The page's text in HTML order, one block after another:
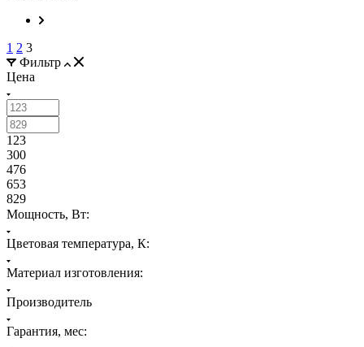
1 2 3
Фильтр
Цена
123
300
476
653
829
Мощность, Вт:
Цветовая температура, К:
Материал изготовления:
Производитель
Гарантия, мес: